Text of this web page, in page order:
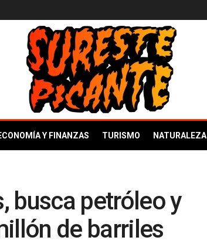
Y FINANZAS TURISMO NATURALEZA
busca petróleo y
de barriles